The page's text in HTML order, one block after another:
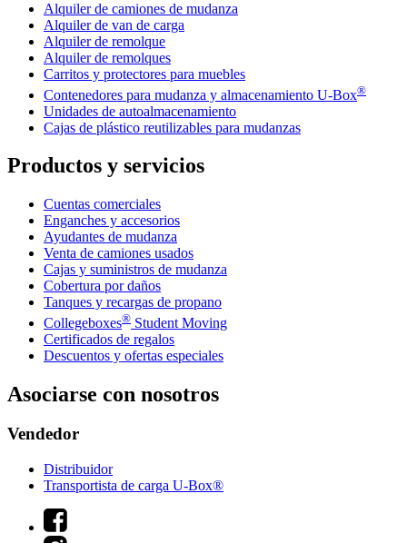
Alquiler de camiones de mudanza
Alquiler de van de carga
Alquiler de remolque
Alquiler de remolques
Carritos y protectores para muebles
Contenedores para mudanza y almacenamiento U-Box®
Unidades de autoalmacenamiento
Cajas de plástico reutilizables para mudanzas
Productos y servicios
Cuentas comerciales
Enganches y accesorios
Ayudantes de mudanza
Venta de camiones usados
Cajas y suministros de mudanza
Cobertura por daños
Tanques y recargas de propano
Collegeboxes® Student Moving
Certificados de regalos
Descuentos y ofertas especiales
Asociarse con nosotros
Vendedor
Distribuidor
Transportista de carga U-Box®